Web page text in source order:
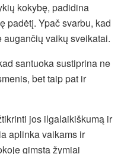
kokybę, padidina
padėtį. Ypač svarbu, kad
vaikų sveikatai.
santuoka sustiprina ne
bet taip pat ir
jos ilgalaikiškumą ir
aplinka vaikams ir
gimsta žymiai